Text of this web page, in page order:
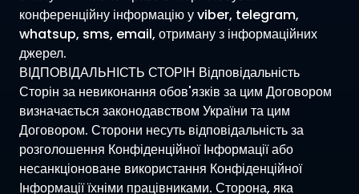
конференційну інформацію у viber, telegram,
whatsup, sms, email, отриману з інформаційних
джерел.
ВІДПОВІДАЛЬНІСТЬ СТОРІН Відповідальність
Сторін за невиконання обов'язків за цим Договором
визначається законодавством України та цим
Договором. Сторони несуть відповідальність за
розголошення Конфіденційної Інформації або
несанкціоноване використання Конфіденційної
Інформації їхніми працівниками. Сторона, яка